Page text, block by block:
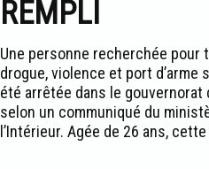
REMPLI
Une personne recherchée pour
drogue, violence et port d’arme
été arrêtée dans le gouvernorat
selon un communiqué du
l’Intérieur. Agée de 26 ans,